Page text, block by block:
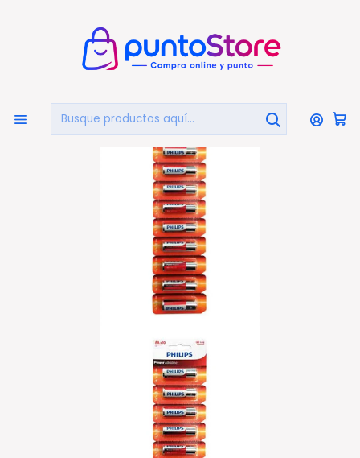
PILAS Y CARGADORES Pilas Y Baterías
Pack 10 Pilas Alcalinas Aa Philips - Ps